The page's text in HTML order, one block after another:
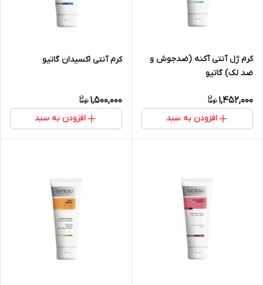
کرم ژل آنتی آکنه (ضدجوش و
ضد لک) گاتیو
1,452,000
افزودن به سبد
کرم آنتی اکسیدان گاتیو
1,500,000
افزودن به سبد